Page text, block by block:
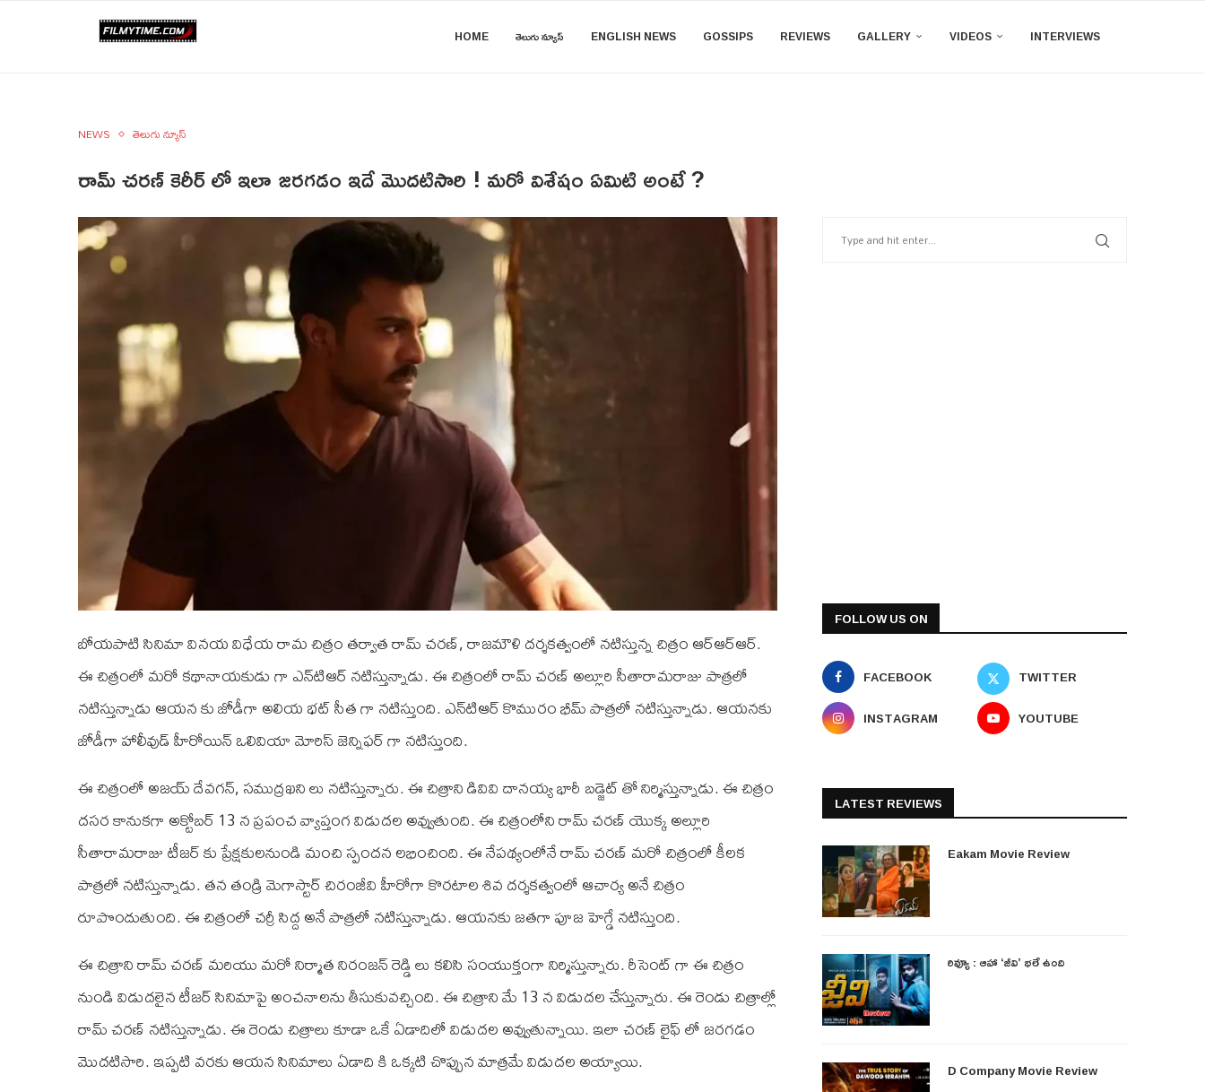
HOME తెలుగు న్యూస్ ENGLISH NEWS GOSSIPS REVIEWS GALLERY VIDEOS INTERVIEWS
NEWS తెలుగు న్యూస్
రామ్ చరణ్ కెరీర్ లో ఇలా జరగడం ఇదే మొదటిసారి ! మరో విశేషం ఏమిటి అంటే ?
బోయపాటి సినిమా వినయ విధేయ రామ చిత్రం తర్వాత రామ్ చరణ్, రాజమౌళి దర్శకత్వంలో నటిస్తున్న చిత్రం ఆర్‌ఆర్‌ఆర్.
ఈ చిత్రంలో మరో కథానాయకుడు గా ఎన్‌టి‌ఆర్ నటిస్తున్నాడు. ఈ చిత్రంలో రామ్ చరణ్ అల్లూరి సీతారామరాజు పాత్రలో
నటిస్తున్నాడు ఆయన కు జోడీగా అలియ భట్ సీత గా నటిస్తుంది. ఎన్‌టి‌ఆర్ కొమురం భీమ్ పాత్రలో నటిస్తున్నాడు. ఆయనకు
జోడీగా హాలీవుడ్ హీరోయిన్ ఒలివియా మోరిస్ జెన్నిఫర్ గా నటిస్తుంది.
ఈ చిత్రంలో అజయ్ దేవగన్, సముద్రఖని లు నటిస్తున్నారు. ఈ చిత్రాని డి‌వి‌వి దానయ్య భారీ బడ్జెట్ తో నిర్మిస్తున్నాడు. ఈ చిత్రం
దసర కానుకగా అక్టోబర్ 13 న ప్రపంచ వ్యాప్తంగ విడుదల అవ్వుతుంది. ఈ చిత్రంలోని రామ్ చరణ్ యొక్క అల్లూరి
సీతారామరాజు టీజర్ కు ప్రేక్షకులనుండి మంచి స్పందన లభించింది. ఈ నేపథ్యంలోనే రామ్ చరణ్ మరో చిత్రంలో కీలక
పాత్రలో నటిస్తున్నాడు. తన తండ్రి మెగాస్టార్ చిరంజీవి హీరోగా కొరటాల శివ దర్శకత్వంలో ఆచార్య అనే చిత్రం
రూపొందుతుంది. ఈ చిత్రంలో చర్రీ సిద్ద అనే పాత్రలో నటిస్తున్నాడు. ఆయనకు జతగా పూజ హెగ్డే నటిస్తుంది.
ఈ చిత్రాని రామ్ చరణ్ మరియు మరో నిర్మాత నిరంజన్ రెడ్డి లు కలిసి సంయుక్తంగా నిర్మిస్తున్నారు. రీసెంట్ గా ఈ చిత్రం
నుండి విడుదలైన టీజర్ సినిమాపై అంచనాలను తీసుకువచ్చింది. ఈ చిత్రాని మే 13 న విడుదల చేస్తున్నారు. ఈ రెండు చిత్రాల్లో
రామ్ చరణ్ నటిస్తున్నాడు. ఈ రెండు చిత్రాలు కూడా ఒకే ఏడాదిలో విడుదల అవ్వుతున్నాయి. ఇలా చరణ్ లైఫ్ లో జరగడం
మొదటిసారి. ఇప్పటి వరకు ఆయన సినిమాలు ఏడాది కి ఒక్కటి చొప్పున మాత్రమే విడుదల అయ్యాయి.
FOLLOW US ON
FACEBOOK
TWITTER
INSTAGRAM
YOUTUBE
LATEST REVIEWS
Eakam Movie Review
రివ్యూ : ఆహా ‘జీవి’ భలే ఉంది
D Company Movie Review